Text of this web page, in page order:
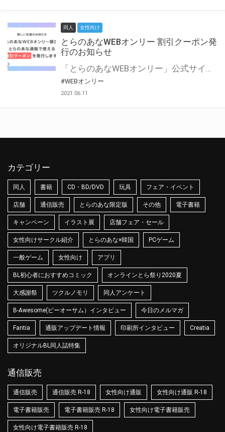
同人 女性向け
とらのあなWEBオンリー 割引クーポン発
行のお知らせ
「とらのあなWEBオンリー」公式サイトでとらのあな通販の「割引クーポン」を配布中！ イベントごとに開催当日限定で使える割引クーポンのシリアルコードを発行します。 とらのあなWEBオンリーのページをチェックして、イベント当日にお得にお買い物を楽しみましょう♪ ※本キャンペーンは予告なく終了する場合がございます。 とらのあなWEBオンリーサイトはこちら
#WEBオンリー
2021.06.11
カテゴリー
同人 書籍 CD・BD/DVD 玩具 フェア・イベント
店舗 通信販売 とらのあな限定版 その他 電子書籍
キャンペーン イラスト展 店舗フェア・セール
女性向けサークル紹介 とらのあな×韓国 PCゲーム
一般ゲーム 女性向け アプリ
BL初心者におすすめコミック オンラインとら祭り2020夏
大感謝祭 ツクルノモリ 同人アンケート
B-Awesome(ビーオーサム）インタビュー 今日のメルマガ
Fantia 通販アップデート情報 印刷所インタビュー Creatia
オリジナルBL同人誌特集
通信販売
通信販売 通信販売 R-18 女性向け通販 女性向け通販 R-18
電子書籍販売 電子書籍販売 R-18 女性向け電子書籍販売
女性向け電子書籍販売 R-18